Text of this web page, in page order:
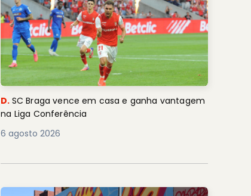
D. SC Braga vence em casa e ganha vantagem
na Liga Conferência
6 agosto 2026